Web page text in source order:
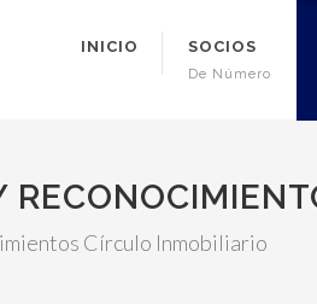
INICIO SOCIOS
De Número
Círculo Inmobiliario